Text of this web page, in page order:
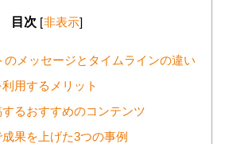
目次 [非表示]
のメッセージとタイムラインの違い
用するメリット
るおすすめのコンテンツ
果を上げた3つの事例